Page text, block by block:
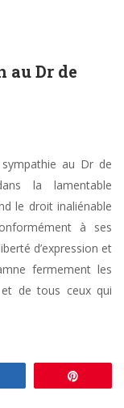
au Dr de
au Dr de
la lamentable
le droit inaliénable
à ses
d’expression et
fermement les
et de tous ceux qui